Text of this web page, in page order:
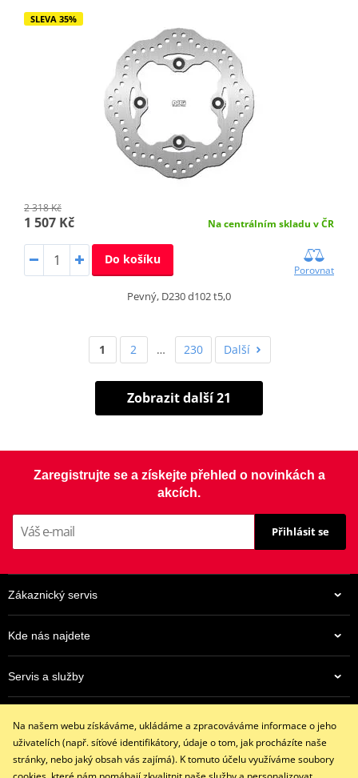
SLEVA 35%
2 318 Kč
1 507 Kč Na centrálním skladu v ČR
Do košíku
Porovnat
Pevný, D230 d102 t5,0
1 2 … 230 Další
Zobrazit další 21
Zaregistrujte se a získejte přehled o novinkách a
akcích.
Přihlásit se
Zákaznický servis
Kde nás najdete
Servis a služby
+420 602 341 855
restaracing@email.cz
Na našem webu získáváme, ukládáme a zpracováváme informace o jeho
uživatelích (např. síťové identifikátory, údaje o tom, jak procházíte naše
stránky, nebo jaký obsah vás zajímá). K tomuto účelu využíváme soubory